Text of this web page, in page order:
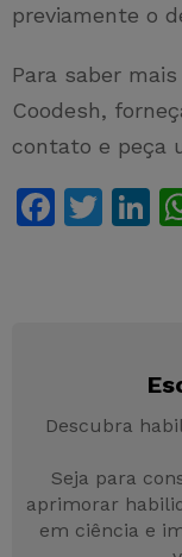
previamente o
Para saber
Coodesh,
contato e peça
F
o
k
T
Li
n
Descubra
Seja para
aprimorar
em ciência e